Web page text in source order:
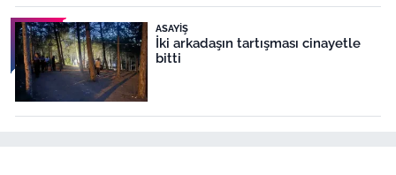
ASAYIŞ
İki arkadaşın tartışması cinayetle
bitti